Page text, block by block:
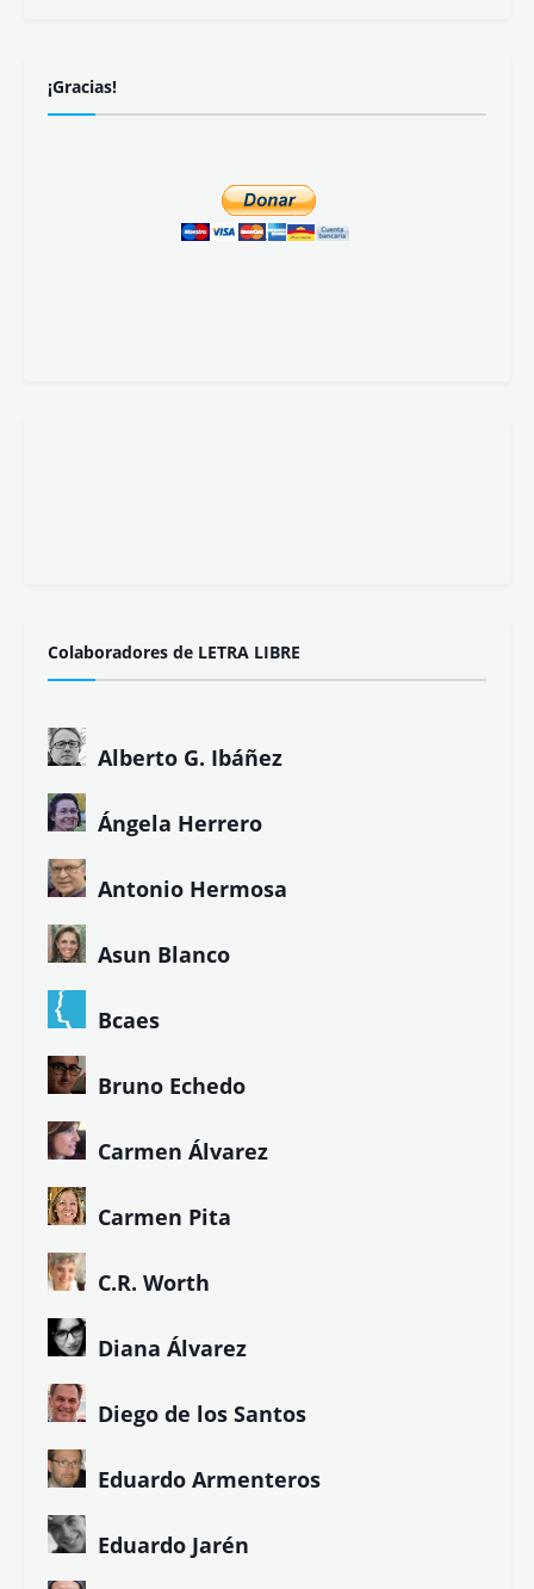
¡Gracias!
Colaboradores de LETRA LIBRE
Alberto G. Ibáñez
Ángela Herrero
Antonio Hermosa
Asun Blanco
Bcaes
Bruno Echedo
Carmen Álvarez
Carmen Pita
C.R. Worth
Diana Álvarez
Diego de los Santos
Eduardo Armenteros
Eduardo Jarén